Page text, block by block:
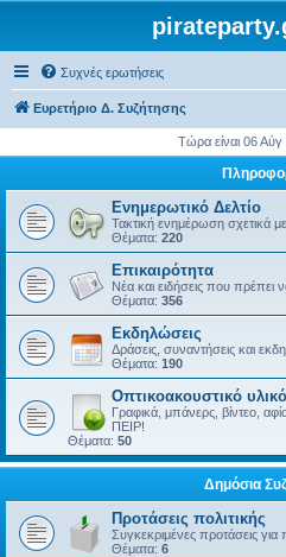
Συχνές ερωτήσεις
Ευρετήριο Δ. Συζήτησης
Τώρα είναι 06
Ενημερωτικό Δελτίο
Τακτική ενημέρωση σχετικά
Θέματα: 220
Επικαιρότητα
Νέα και ειδήσεις που πρέπει
Θέματα: 356
Εκδηλώσεις
Δράσεις, συναντήσεις και
Θέματα: 190
Οπτικοακουστικό υλικό
Γραφικά, μπάνερς, βίντεο,
ΠΕΙΡ!
Θέματα: 50
Δημόσια
Προτάσεις πολιτικής
Συγκεκριμένες προτάσεις για
Θέματα: 6